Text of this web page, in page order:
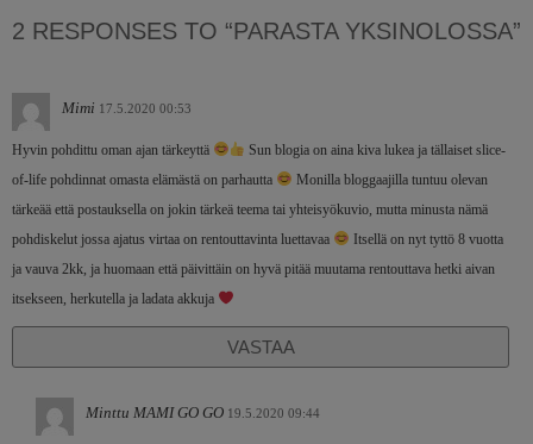
2 RESPONSES TO “PARASTA YKSINOLOSSA”
Mimi 17.5.2020 00:53
Hyvin pohdittu oman ajan tärkeyttä
Sun blogia on aina kiva lukea ja tällaiset slice-
of-life pohdinnat omasta elämästä on parhautta
Monilla bloggaajilla tuntuu olevan
tärkeää että postauksella on jokin tärkeä teema tai yhteisyökuvio, mutta minusta nämä
pohdiskelut jossa ajatus virtaa on rentouttavinta luettavaa
Itsellä on nyt tyttö 8 vuotta
ja vauva 2kk, ja huomaan että päivittäin on hyvä pitää muutama rentouttava hetki aivan
itsekseen, herkutella ja ladata akkuja
VASTAA
Minttu MAMI GO GO 19.5.2020 09:44